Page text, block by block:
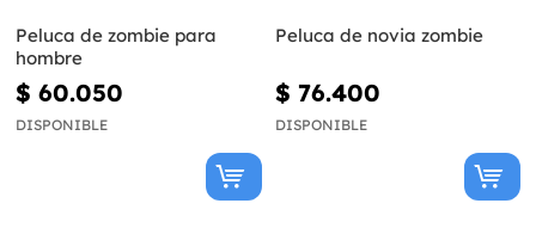
Peluca de zombie para
hombre
$ 60.050
DISPONIBLE
Peluca de novia zombie
$ 76.400
DISPONIBLE